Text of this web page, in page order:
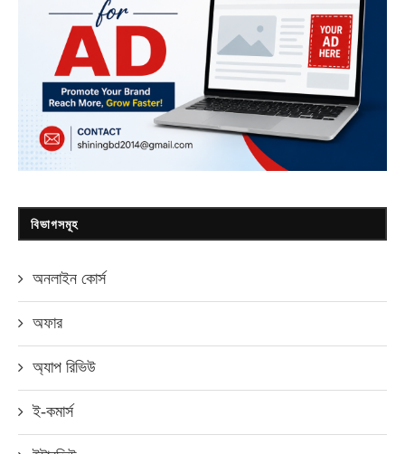
বিভাগসমূহ
অনলাইন কোর্স
অফার
অ্যাপ রিভিউ
ই-কমার্স